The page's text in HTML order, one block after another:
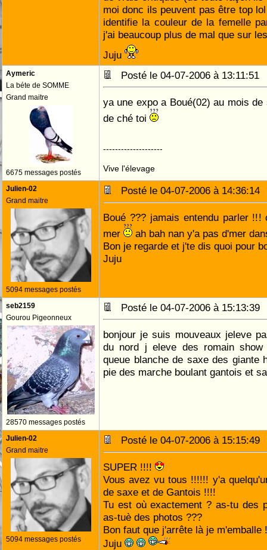
moi donc ils peuvent pas être top
identifie la couleur de la femelle
j'ai beaucoup plus de mal que sur
Juju
Aymeric
La béte de SOMME
Grand maitre
6675 messages postés
Posté le 04-07-2006 à
ya une expo a Boué(02) au mois
de ché toi
--------------------
Vive l'élevage
Julien-02
Grand maitre
5094 messages postés
Posté le 04-07-2006 à
Boué ??? jamais entendu parler
mer
ah bah nan y'a pas d'mer
Bon je regarde et j'te dis quoi pour
Juju
seb2159
Gourou Pigeonneux
28570 messages postés
Posté le 04-07-2006 à
bonjour je suis mouveaux jeleve
du nord j eleve des romain
queue blanche de saxe des giante
pie des marche boulant gantois et
Julien-02
Grand maitre
5094 messages postés
Posté le 04-07-2006 à
SUPER !!!!
Vous avez vu tous !!!!!! y'a
de saxe et de Gantois !!!!
Tu est où exactement ? as-tu des
as-tuè des photos ???
Bon faut que j'arrête là je m'emballe
Juju